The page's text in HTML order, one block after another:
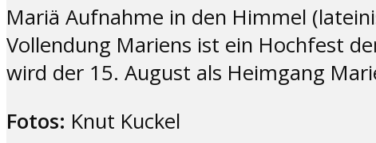
Mariä Aufnahme in den Himmel
Vollendung Mariens ist ein Hochfest
wird der 15. August als Heimgang
Fotos: Knut Kuckel